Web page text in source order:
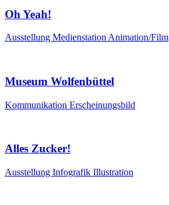
Oh Yeah!
Ausstellung Medienstation Animation/Film
Museum Wolfenbüttel
Kommunikation Erscheinungsbild
Alles Zucker!
Ausstellung Infografik Illustration